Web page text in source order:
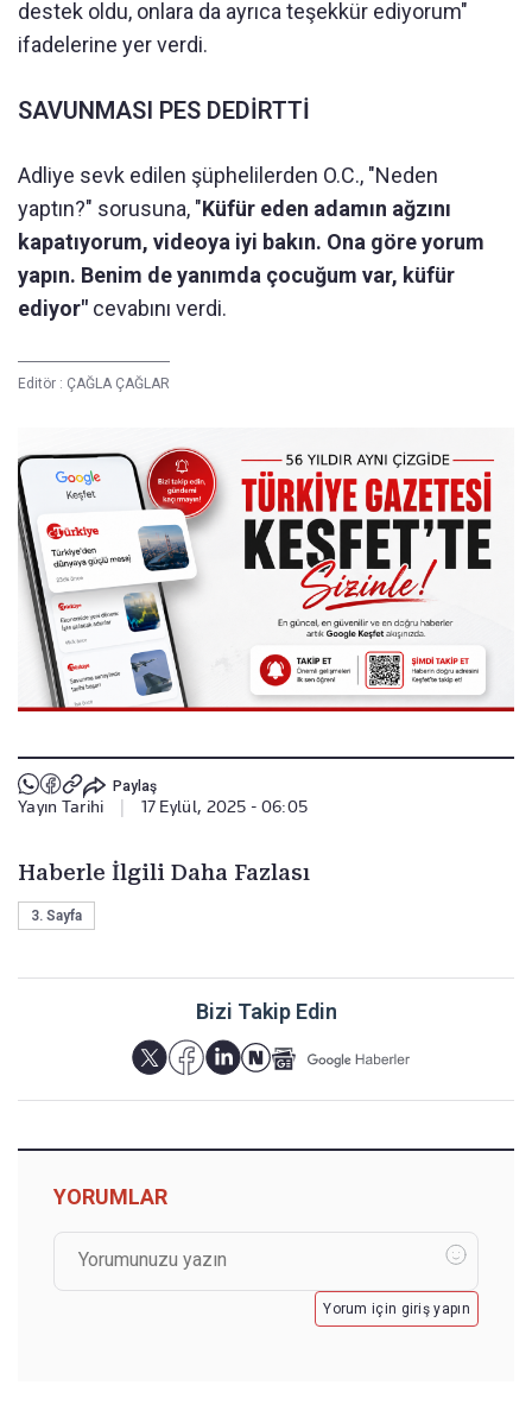
destek oldu, onlara da ayrıca teşekkür ediyorum"
ifadelerine yer verdi.
SAVUNMASI PES DEDİRTTİ
Adliye sevk edilen şüphelilerden O.C., "Neden
yaptın?" sorusuna, "Küfür eden adamın ağzını
kapatıyorum, videoya iyi bakın. Ona göre yorum
yapın. Benim de yanımda çocuğum var, küfür
ediyor" cevabını verdi.
Editör : ÇAĞLA ÇAĞLAR
Paylaş
Yayın Tarihi 17 Eylül, 2025 - 06:05
Haberle İlgili Daha Fazlası
3. Sayfa
Bizi Takip Edin
YORUMLAR
Yorum için giriş yapın